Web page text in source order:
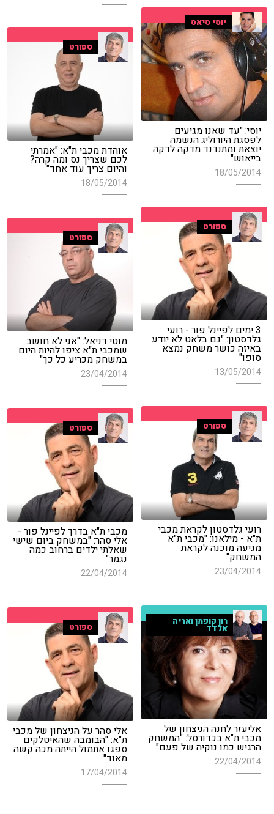
יוסי סיאס
יוסי: "עד שאנו מגיעים
לפסגת היורוליג הנשמה
יוצאת ומתנדנד מדקה לדקה
בייאוש"
18/05/2014
ספורט
אוהדת מכבי ת"א: "אמרתי
לכם שצריך נס ומה קרה?
והיום צריך עוד אחד"
18/05/2014
ספורט
3 ימים לפיינל פור - רועי
גלדסטון: "גם בלאט לא יודע
באיזה כושר משחק נמצא
סופו"
13/05/2014
ספורט
מוטי דניאל: "אני לא חושב
שמכבי ת"א ציפו להיות היום
במשחק מכריע כל כך"
23/04/2014
ספורט
רועי גלדסטון לקראת מכבי
ת"א - מילאנו: "מכבי ת"א
מגיעה מוכנה לקראת
המשחק"
23/04/2014
ספורט
מכבי ת"א בדרך לפיינל פור -
אלי סהר: "במשחק ביום שישי
שאלתי ילדים ברחוב כמה
נגמר"
22/04/2014
רון קופמן ואריה
אלדד
אליעזר לחנה הניצחון של
מכבי ת"א בכדורסל: "המשחק
הרגיש כמו נוקיה של פעם"
22/04/2014
ספורט
אלי סהר על הניצחון של מכבי
ת"א: "הבומבה שהאיטלקים
ספגו אתמול הייתה מכה קשה
מאוד"
17/04/2014